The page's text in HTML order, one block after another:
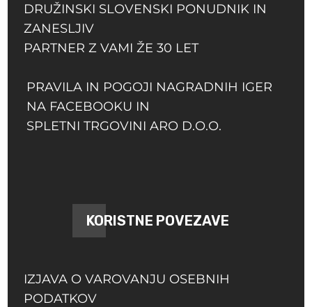
DRUŽINSKI SLOVENSKI PONUDNIK IN
ZANESLJIV
PARTNER Z VAMI ŽE 30 LET
PRAVILA IN POGOJI NAGRADNIH IGER
NA FACEBOOKU IN
SPLETNI TRGOVINI ARO D.O.O.
KORISTNE POVEZAVE
IZJAVA O VAROVANJU OSEBNIH
PODATKOV